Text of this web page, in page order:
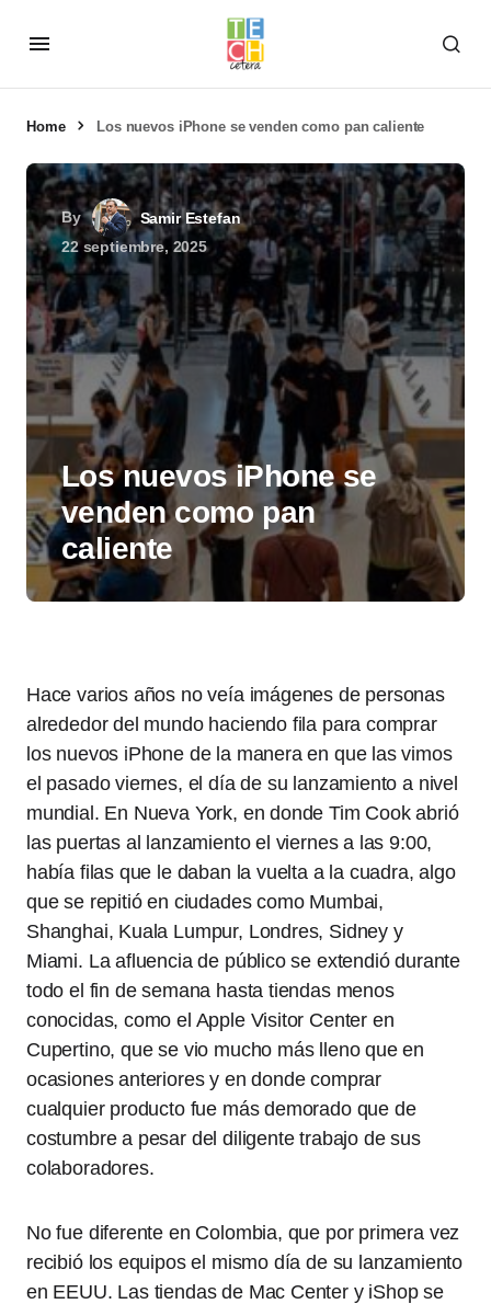
Home Los nuevos iPhone se venden como pan caliente
By
Samir Estefan
22 septiembre, 2025
Los nuevos iPhone se
venden como pan
caliente
Hace varios años no veía imágenes de personas
alrededor del mundo haciendo fila para comprar
los nuevos iPhone de la manera en que las vimos
el pasado viernes, el día de su lanzamiento a nivel
mundial. En Nueva York, en donde Tim Cook abrió
las puertas al lanzamiento el viernes a las 9:00,
había filas que le daban la vuelta a la cuadra, algo
que se repitió en ciudades como Mumbai,
Shanghai, Kuala Lumpur, Londres, Sidney y
Miami. La afluencia de público se extendió durante
todo el fin de semana hasta tiendas menos
conocidas, como el Apple Visitor Center en
Cupertino, que se vio mucho más lleno que en
ocasiones anteriores y en donde comprar
cualquier producto fue más demorado que de
costumbre a pesar del diligente trabajo de sus
colaboradores.
No fue diferente en Colombia, que por primera vez
recibió los equipos el mismo día de su lanzamiento
en EEUU. Las tiendas de Mac Center y iShop se